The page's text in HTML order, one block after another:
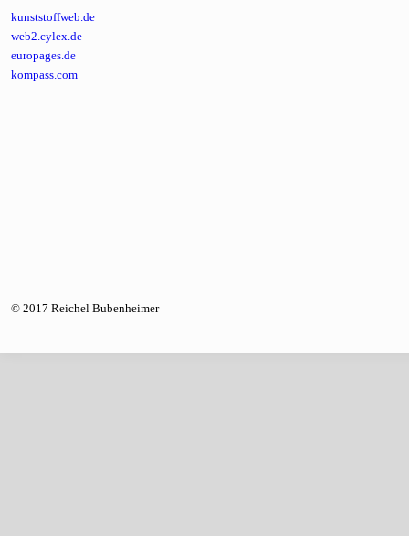
kunststoffweb.de
web2.cylex.de
europages.de
kompass.com
© 2017 Reichel Bubenheimer